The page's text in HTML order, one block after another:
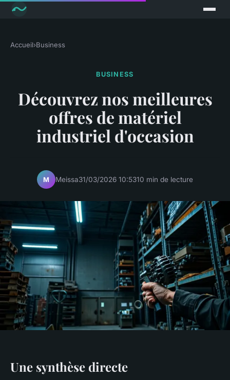
Accueil›Business
BUSINESS
Découvrez nos meilleures
offres de matériel
industriel d'occasion
M Meissa31/03/2026 10:5310 min de lecture
Une synthèse directe